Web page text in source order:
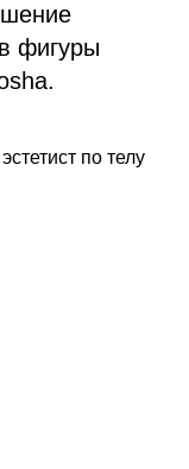
фигуры
по телу